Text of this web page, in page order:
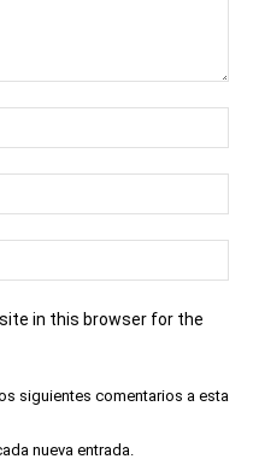
in this browser for the
siguientes comentarios a esta
nueva entrada.